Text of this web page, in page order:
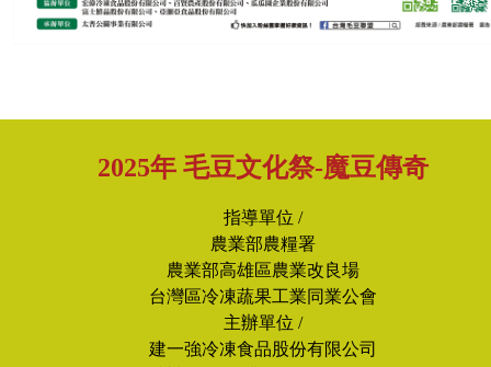
2025年 毛豆文化祭-魔豆傳奇
指導單位 /
農業部農糧署
農業部高雄區農業改良場
台灣區冷凍蔬果工業同業公會
主辦單位 /
建一強冷凍食品股份有限公司